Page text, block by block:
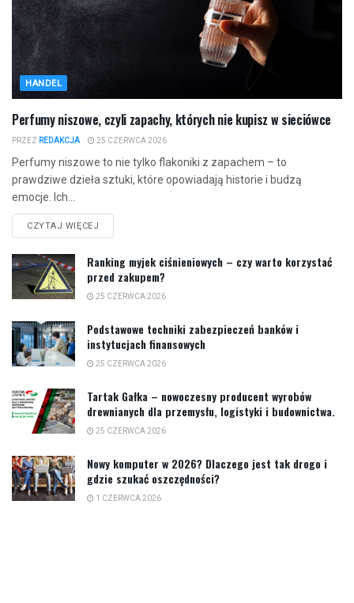
HANDEL
Perfumy niszowe, czyli zapachy, których nie kupisz w sieciówce
PRZEZ REDAKCJA 25 CZERWCA 2026
Perfumy niszowe to nie tylko flakoniki z zapachem – to
prawdziwe dzieła sztuki, które opowiadają historie i budzą
emocje. Ich...
CZYTAJ WIĘCEJ
Ranking myjek ciśnieniowych – czy warto korzystać
przed zakupem?
25 CZERWCA 2026
Podstawowe techniki zabezpieczeń banków i
instytucjach finansowych
25 CZERWCA 2026
Tartak Gałka – nowoczesny producent wyrobów
drewnianych dla przemysłu, logistyki i budownictwa.
25 CZERWCA 2026
Nowy komputer w 2026? Dlaczego jest tak drogo i
gdzie szukać oszczędności?
1 CZERWCA 2026